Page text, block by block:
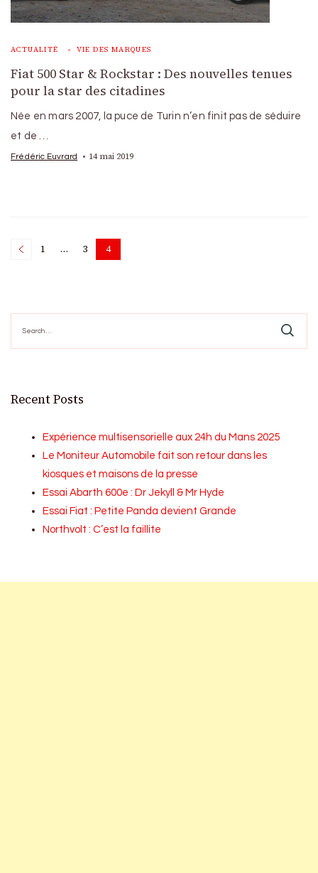
ACTUALITÉ VIE DES MARQUES
Fiat 500 Star & Rockstar : Des nouvelles tenues
pour la star des citadines
Née en mars 2007, la puce de Turin n’en finit pas de séduire
et de …
Frédéric Euvrard 14 mai 2019
Posts
Page
1 … Page
3 Page
4
for:
Recent Posts
Expérience multisensorielle aux 24h du Mans 2025
Le Moniteur Automobile fait son retour dans les
kiosques et maisons de la presse
Essai Abarth 600e : Dr Jekyll & Mr Hyde
Essai Fiat : Petite Panda devient Grande
Northvolt : C’est la faillite